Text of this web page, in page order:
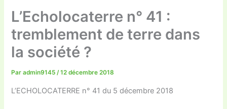
L’Echolocaterre n° 41 :
tremblement de terre dans
la société ?
Paradmin9145/12 décembre 2018
L’ECHOLOCATERRE n° 41 du 5 décembre 2018